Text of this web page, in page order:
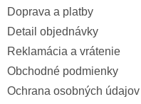
Doprava a platby
Detail objednávky
Reklamácia a vrátenie
Obchodné podmienky
Ochrana osobných údajov